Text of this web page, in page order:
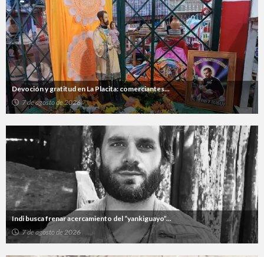
Devoción y gratitud en La Placita: comerciantes...
7 de agosto de 2026
Indi busca frenar acercamiento del “yankiguayo”...
7 de agosto de 2026